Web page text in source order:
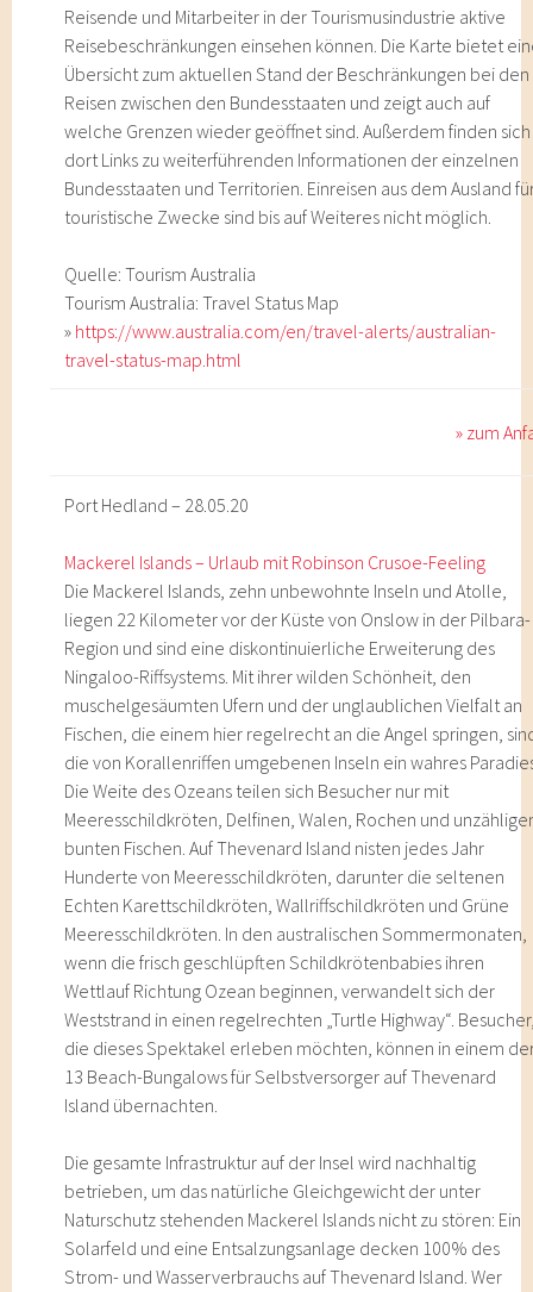
Reisende und Mitarbeiter in der Tourismusindustrie aktive
Reisebeschränkungen einsehen können. Die Karte bietet
Übersicht zum aktuellen Stand der Beschränkungen bei den
Reisen zwischen den Bundesstaaten und zeigt auch auf
welche Grenzen wieder geöffnet sind. Außerdem finden sich
dort Links zu weiterführenden Informationen der einzelnen
Bundesstaaten und Territorien. Einreisen aus dem Ausland
touristische Zwecke sind bis auf Weiteres nicht möglich.
Quelle: Tourism Australia
Tourism Australia: Travel Status Map
» https://www.australia.com/en/travel-alerts/australian-
travel-status-map.html
» zum
Port Hedland – 28.05.20
Mackerel Islands – Urlaub mit Robinson Crusoe-Feeling
Die Mackerel Islands, zehn unbewohnte Inseln und Atolle,
liegen 22 Kilometer vor der Küste von Onslow in der Pilbara-
Region und sind eine diskontinuierliche Erweiterung des
Ningaloo-Riffsystems. Mit ihrer wilden Schönheit, den
muschelgesäumten Ufern und der unglaublichen Vielfalt an
Fischen, die einem hier regelrecht an die Angel springen,
die von Korallenriffen umgebenen Inseln ein wahres
Die Weite des Ozeans teilen sich Besucher nur mit
Meeresschildkröten, Delfinen, Walen, Rochen und
bunten Fischen. Auf Thevenard Island nisten jedes Jahr
Hunderte von Meeresschildkröten, darunter die seltenen
Echten Karettschildkröten, Wallriffschildkröten und Grüne
Meeresschildkröten. In den australischen Sommermonaten,
wenn die frisch geschlüpften Schildkrötenbabies ihren
Wettlauf Richtung Ozean beginnen, verwandelt sich der
Weststrand in einen regelrechten „Turtle Highway“.
die dieses Spektakel erleben möchten, können in einem
13 Beach-Bungalows für Selbstversorger auf Thevenard
Island übernachten.
Die gesamte Infrastruktur auf der Insel wird nachhaltig
betrieben, um das natürliche Gleichgewicht der unter
Naturschutz stehenden Mackerel Islands nicht zu stören: Ein
Solarfeld und eine Entsalzungsanlage decken 100% des
Strom- und Wasserverbrauchs auf Thevenard Island. Wer